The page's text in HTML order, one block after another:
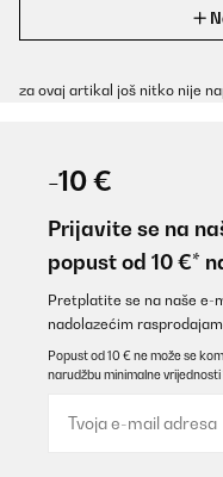
za ovaj artikal još nitko nije
-10 €
Prijavite se na
popust od 10 €*
Pretplatite se na naše e-
nadolazećim
Popust od 10 € ne može se
narudžbu minimalne vrijednosti